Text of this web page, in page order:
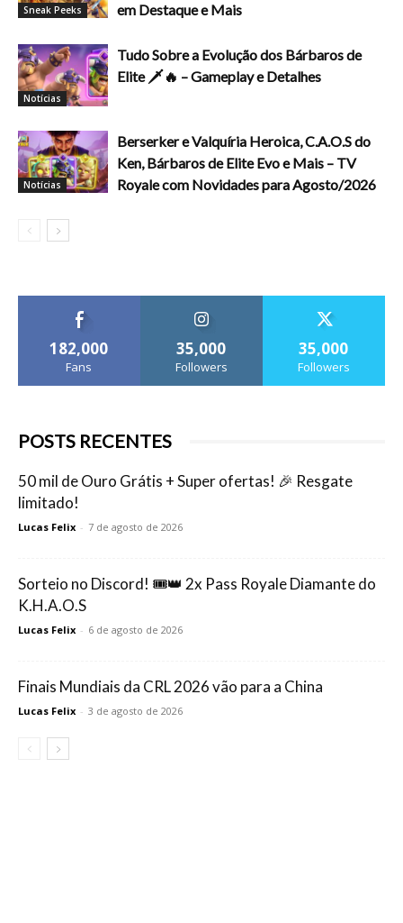
Sneak Peeks
em Destaque e Mais
Notícias
Tudo Sobre a Evolução dos Bárbaros de
Elite 🗡️🔥 – Gameplay e Detalhes
Notícias
Berserker e Valquíria Heroica, C.A.O.S do
Ken, Bárbaros de Elite Evo e Mais – TV
Royale com Novidades para Agosto/2026
182,000
Fans
35,000
Followers
35,000
Followers
POSTS RECENTES
50 mil de Ouro Grátis + Super ofertas! 🎉 Resgate
limitado!
Lucas Felix - 7 de agosto de 2026
Sorteio no Discord! 🎟️👑 2x Pass Royale Diamante do
K.H.A.O.S
Lucas Felix - 6 de agosto de 2026
Finais Mundiais da CRL 2026 vão para a China
Lucas Felix - 3 de agosto de 2026